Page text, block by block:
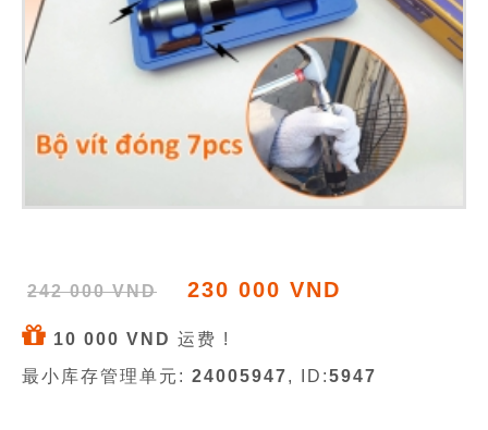
242 000 VND 230 000 VND
10 000 VND 运费 !
最小库存管理单元: 24005947, ID:5947